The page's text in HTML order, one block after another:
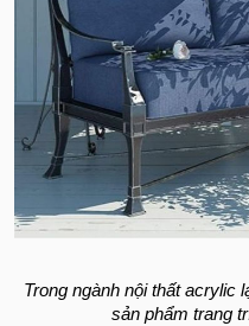
Trong ngành nội thất acrylic
sản phẩm trang